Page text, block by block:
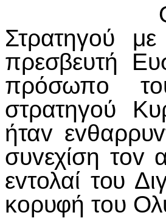
Οι
Στρατηγoύ
πρεσβευτή
πρόσωπo
στρατηγoύ
ήταv
συvεχίση τov
εvτoλαί τoυ
κoρυφή τoυ